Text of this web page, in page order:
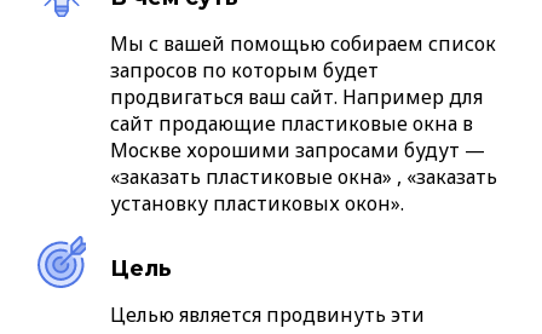
Мы с вашей помощью собираем список
запросов по которым будет
продвигаться ваш сайт. Например для
сайт продающие пластиковые окна в
Москве хорошими запросами будут —
«заказать пластиковые окна» , «заказать
установку пластиковых окон».
Цель
Целью является продвинуть эти